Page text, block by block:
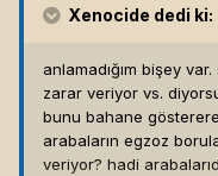
Xenocide dedi ki:
anlamadığım bişey
zarar veriyor vs.
bunu bahane
arabaların egzoz
veriyor? hadi